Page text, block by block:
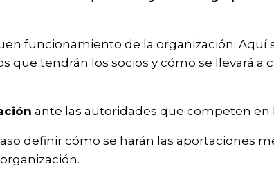
funcionamiento de la organización. Aquí
que tendrán los socios y cómo se llevará a
ante las autoridades que competen en
definir cómo se harán las aportaciones